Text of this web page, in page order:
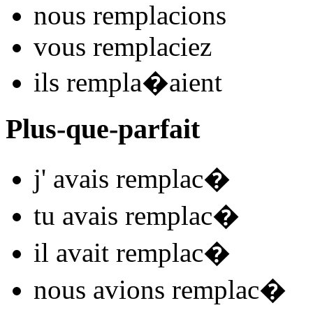
nous remplacions
vous remplaciez
ils rempla�aient
Plus-que-parfait
j' avais remplac�
tu avais remplac�
il avait remplac�
nous avions remplac�